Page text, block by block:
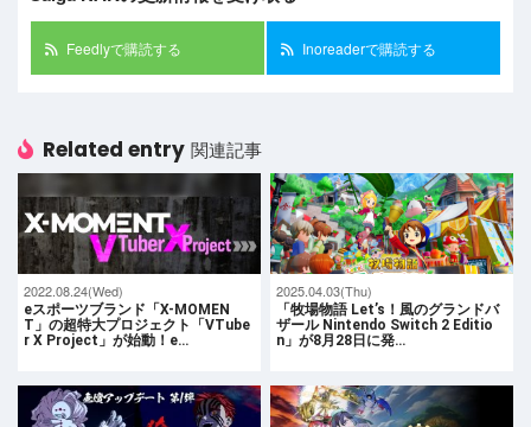
Feedlyで購読する Inoreaderで購読する
Related entry 関連記事
2022.08.24(Wed)
eスポーツブランド「X-MOMEN
T」の超特大プロジェクト「VTube
r X Project」が始動！e…
2025.04.03(Thu)
「牧場物語 Let’s！風のグランドバ
ザール Nintendo Switch 2 Editio
n」が8月28日に発…